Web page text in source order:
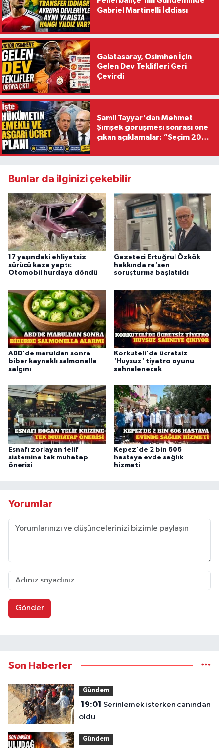
Gabriel Martinelli İddiası
Galatasaray, Osimhen İçin
Gelen Dev Teklifleri Geri
Çevirdi
Şamil Tayyar'dan Mehmet
Şimşek görüşmesi sonrası öne
çıkan açıklamalar: “Seçim 2028
Bunlar da ilginizi çekebilir
17 yaşındaki ehliyetsiz
sürücü kaza yaptı:
Otomobil hurdaya döndü
Gazeteci Ertuğrul Özkök
hakkında re'sen
soruşturma başlatıldı
ABD'de maruldan sonra
biber kaynaklı salmonella
salgını
Korkuteli'de ücretsiz
'Huysuz' tiyatro oyunu
sahnelenecek
Esnafı zorlayan telif
sistemine tek muhatap
önerisi
Kepez'de 2 bin 606
hastaya evde sağlık
hizmeti
Yorumlar
Gönder
Son Haberler
Gündem
19:01
oldu
Gündem